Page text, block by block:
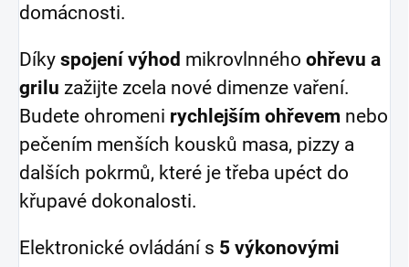
domácnosti.
Díky spojení výhod mikrovlnného ohřevu a
grilu zažijte zcela nové dimenze vaření.
Budete ohromeni rychlejším ohřevem nebo
pečením menších kousků masa, pizzy a
dalších pokrmů, které je třeba upéct do
křupavé dokonalosti.
Elektronické ovládání s 5 výkonovými